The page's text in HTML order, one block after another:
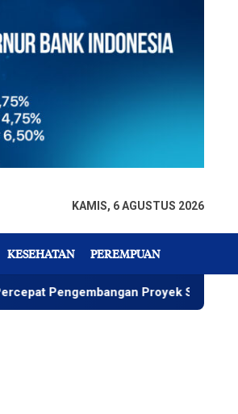
KAMIS, 6 AGUSTUS 2026
KESEHATAN PEREMPUAN
Proyek Strategis IGP Pomalaa